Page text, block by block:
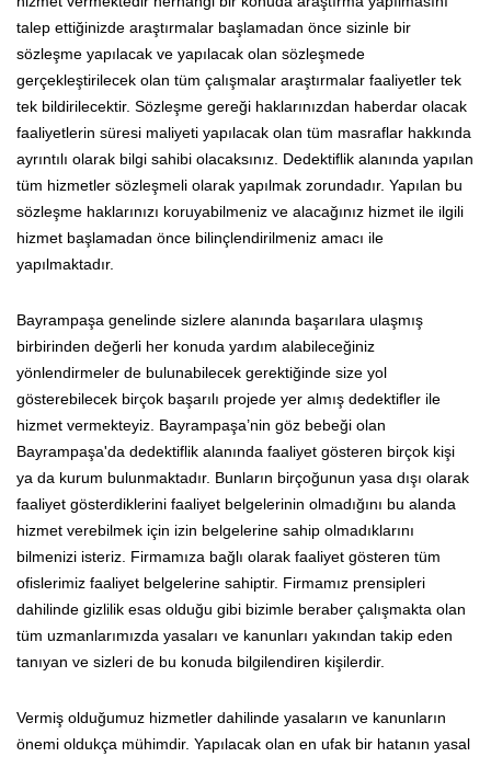
talep ettiğinizde araştırmalar başlamadan önce sizinle bir
sözleşme yapılacak ve yapılacak olan sözleşmede
gerçekleştirilecek olan tüm çalışmalar araştırmalar faaliyetler tek
tek bildirilecektir. Sözleşme gereği haklarınızdan haberdar olacak
faaliyetlerin süresi maliyeti yapılacak olan tüm masraflar hakkında
ayrıntılı olarak bilgi sahibi olacaksınız. Dedektiflik alanında yapılan
tüm hizmetler sözleşmeli olarak yapılmak zorundadır. Yapılan bu
sözleşme haklarınızı koruyabilmeniz ve alacağınız hizmet ile ilgili
hizmet başlamadan önce bilinçlendirilmeniz amacı ile
yapılmaktadır.
Bayrampaşa genelinde sizlere alanında başarılara ulaşmış
birbirinden değerli her konuda yardım alabileceğiniz
yönlendirmeler de bulunabilecek gerektiğinde size yol
gösterebilecek birçok başarılı projede yer almış dedektifler ile
hizmet vermekteyiz. Bayrampaşa’nin göz bebeği olan
Bayrampaşa'da dedektiflik alanında faaliyet gösteren birçok kişi
ya da kurum bulunmaktadır. Bunların birçoğunun yasa dışı olarak
faaliyet gösterdiklerini faaliyet belgelerinin olmadığını bu alanda
hizmet verebilmek için izin belgelerine sahip olmadıklarını
bilmenizi isteriz. Firmamıza bağlı olarak faaliyet gösteren tüm
ofislerimiz faaliyet belgelerine sahiptir. Firmamız prensipleri
dahilinde gizlilik esas olduğu gibi bizimle beraber çalışmakta olan
tüm uzmanlarımızda yasaları ve kanunları yakından takip eden
tanıyan ve sizleri de bu konuda bilgilendiren kişilerdir.
Vermiş olduğumuz hizmetler dahilinde yasaların ve kanunların
önemi oldukça mühimdir. Yapılacak olan en ufak bir hatanın yasal